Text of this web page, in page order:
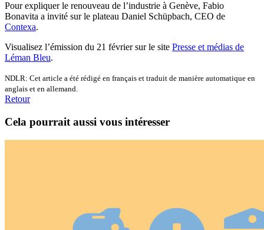
Pour expliquer le renouveau de l’industrie à Genève, Fabio
Bonavita a invité sur le plateau Daniel Schüpbach, CEO de
Contexa.
Visualisez l’émission du 21 février sur le site Presse et médias de
Léman Bleu.
NDLR: Cet article a été rédigé en français et traduit de manière automatique en
anglais et en allemand.
Retour
Cela pourrait aussi vous intéresser